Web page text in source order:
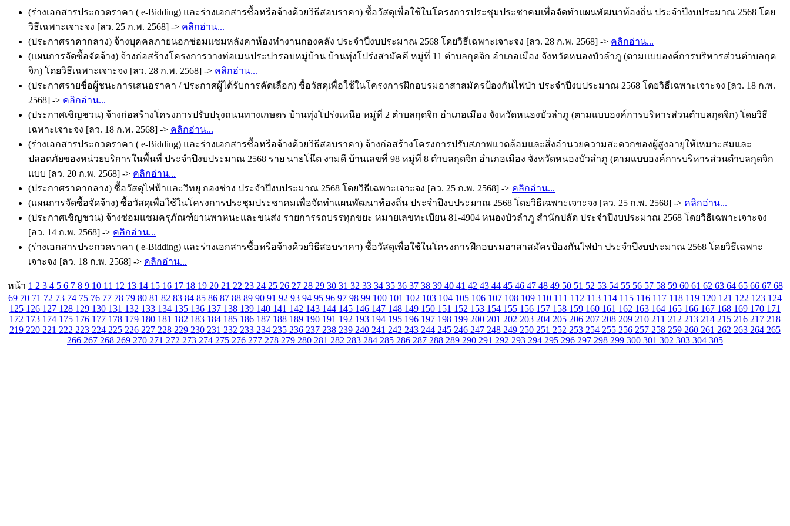
(ร่างเอกสารประกวดราคา ( e-Bidding) และร่างเอกสารซื้อหรือจ้างด้วยวิธีสอบราคา) ซื้อวัสดุเพื่อใช้ในโครงการประชุมประชาคมเพื่อจัดทำแผนพัฒนาท้องถิ่น ประจำปีงบประมาณ 2568 โดย
วิธีเฉพาะเจาะจง [ลว. 25 ก.พ. 2568] -> คลิกอ่าน...
(ประกาศราคากลาง) จ้างบุคคลภายนอกซ่อมแซมหลังคาห้องทำงานกองคลัง ประจำปีงบประมาณ 2568 โดยวิธีเฉพาะเจาะจง [ลว. 28 ก.พ. 2568] -> คลิกอ่าน...
(แผนการจัดซื้อจัดจ้าง) จ้างก่อสร้างโครงการวางท่อเมนประปารอบหมู่บ้าน บ้านทุ่งโปร่งสามัคคี หมู่ที่ 11 ตำบลกุดจิก อำเภอเมือง จังหวัดหนองบัวลำภู (ตามแบบองค์การบริหารส่วนตำบลกุด
จิก) โดยวิธีเฉพาะเจาะจง [ลว. 28 ก.พ. 2568] -> คลิกอ่าน...
(ประกาศรายชื่อผู้ชนะการเสนอราคา / ประกาศผู้ได้รับการคัดเลือก) ซื้อวัสดุเพื่อใช้ในโครงการฝึกอบรมอาสาสมัครป้องกันไฟป่า ประจำปีงบประมาณ 2568 โดยวิธีเฉพาะเจาะจง [ลว. 18 ก.พ.
2568] -> คลิกอ่าน...
(ประกาศเชิญชวน) จ้างก่อสร้างโครงการปรับปรุงถนนทางเกษตร บ้านทุ่งโปร่งเหนือ หมู่ที่ 2 ตำบลกุดจิก อำเภอเมือง จังหวัดหนองบัวลำภู (ตามแบบองค์การบริหารส่วนตำบลกุดจิก) โดยวิธี
เฉพาะเจาะจง [ลว. 18 ก.พ. 2568] -> คลิกอ่าน...
(ร่างเอกสารประกวดราคา ( e-Bidding) และร่างเอกสารซื้อหรือจ้างด้วยวิธีสอบราคา) จ้างก่อสร้างโครงการปรับสภาพแวดล้อมและสิ่งอำนวยความสะดวกของผู้สูงอายุให้เหมาะสมและ
ปลอดภัยของหน่วยบริการในพื้นที่ ประจำปีงบประมาณ 2568 ราย นายโน๊ต งามดี บ้านเลขที่ 98 หมู่ที่ 8 ตำบลกุดจิก อำเภอเมือง จังหวัดหนองบัวลำภู (ตามแบบองค์การบริหารส่วนตำบลกุดจิก
แบบ [ลว. 20 ก.พ. 2568] -> คลิกอ่าน...
(ประกาศราคากลาง) ซื้อวัสดุไฟฟ้าและวิทยุ กองช่าง ประจำปีงบประมาณ 2568 โดยวิธีเฉพาะเจาะจง [ลว. 25 ก.พ. 2568] -> คลิกอ่าน...
(แผนการจัดซื้อจัดจ้าง) ซื้อวัสดุเพื่อใช้ในโครงการประชุมประชาคมเพื่อจัดทำแผนพัฒนาท้องถิ่น ประจำปีงบประมาณ 2568 โดยวิธีเฉพาะเจาะจง [ลว. 25 ก.พ. 2568] -> คลิกอ่าน...
(ประกาศเชิญชวน) จ้างซ่อมแซมครุภัณฑ์ยานพาหนะและขนส่ง รายการรถบรรทุกขยะ หมายเลขทะเบียน 81-4904 หนองบัวลำภู สำนักปลัด ประจำปีงบประมาณ 2568 โดยวิธีเฉพาะเจาะจง
[ลว. 14 ก.พ. 2568] -> คลิกอ่าน...
(ร่างเอกสารประกวดราคา ( e-Bidding) และร่างเอกสารซื้อหรือจ้างด้วยวิธีสอบราคา) ซื้อวัสดุเพื่อใช้ในโครงการฝึกอบรมอาสาสมัครป้องกันไฟป่า ประจำปีงบประมาณ 2568 โดยวิธีเฉพาะ
เจาะจง [ลว. 18 ก.พ. 2568] -> คลิกอ่าน...
หน้า 1 2 3 4 5 6 7 8 9 10 11 12 13 14 15 16 17 18 19 20 21 22 23 24 25 26 27 28 29 30 31 32 33 34 35 36 37 38 39 40 41 42 43 44 45 46 47 48 49 50 51 52 53 54 55 56 57 58 59 60 61 62 63 64 65 66 67 68
69 70 71 72 73 74 75 76 77 78 79 80 81 82 83 84 85 86 87 88 89 90 91 92 93 94 95 96 97 98 99 100 101 102 103 104 105 106 107 108 109 110 111 112 113 114 115 116 117 118 119 120 121 122 123 124
125 126 127 128 129 130 131 132 133 134 135 136 137 138 139 140 141 142 143 144 145 146 147 148 149 150 151 152 153 154 155 156 157 158 159 160 161 162 163 164 165 166 167 168 169 170 171
172 173 174 175 176 177 178 179 180 181 182 183 184 185 186 187 188 189 190 191 192 193 194 195 196 197 198 199 200 201 202 203 204 205 206 207 208 209 210 211 212 213 214 215 216 217 218
219 220 221 222 223 224 225 226 227 228 229 230 231 232 233 234 235 236 237 238 239 240 241 242 243 244 245 246 247 248 249 250 251 252 253 254 255 256 257 258 259 260 261 262 263 264 265
266 267 268 269 270 271 272 273 274 275 276 277 278 279 280 281 282 283 284 285 286 287 288 289 290 291 292 293 294 295 296 297 298 299 300 301 302 303 304 305